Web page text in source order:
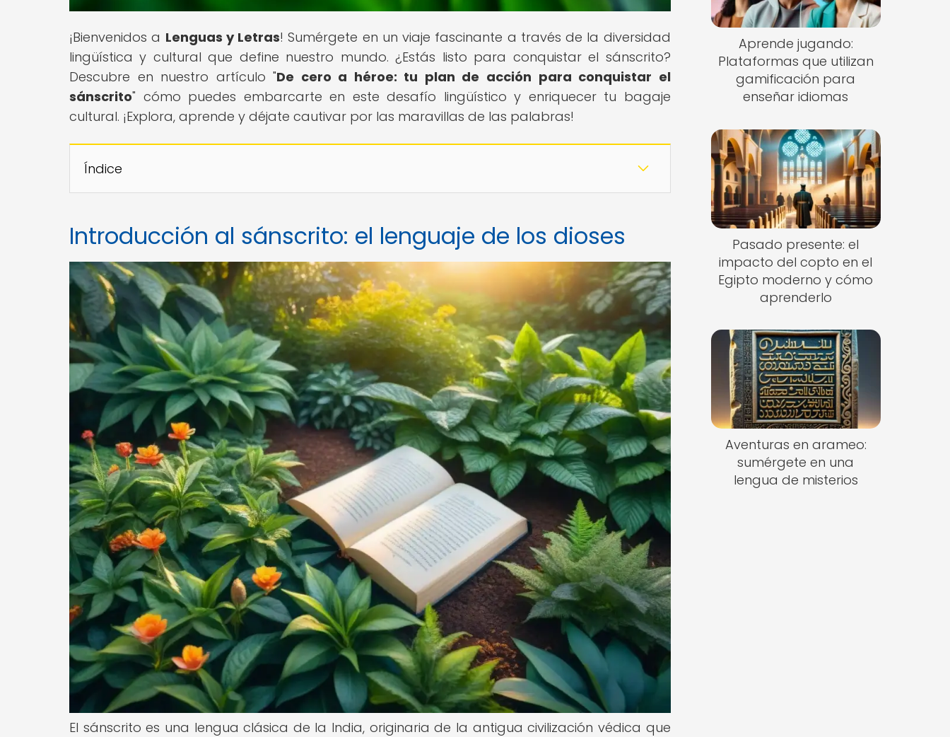
¡Bienvenidos a Lenguas y Letras! Sumérgete en un viaje fascinante a través de la diversidad
lingüística y cultural que define nuestro mundo. ¿Estás listo para conquistar el sánscrito?
Descubre en nuestro artículo "De cero a héroe: tu plan de acción para conquistar el
sánscrito" cómo puedes embarcarte en este desafío lingüístico y enriquecer tu bagaje
cultural. ¡Explora, aprende y déjate cautivar por las maravillas de las palabras!
Índice
Introducción al sánscrito: el lenguaje de los dioses
El sánscrito es una lengua clásica de la India, originaria de la antigua civilización védica que
Aprende jugando:
Plataformas que utilizan
gamificación para
enseñar idiomas
Pasado presente: el
impacto del copto en el
Egipto moderno y cómo
aprenderlo
Aventuras en arameo:
sumérgete en una
lengua de misterios